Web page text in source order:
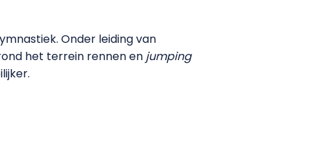
Onder leiding van
het terrein rennen en jumping